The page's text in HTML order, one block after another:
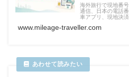
海外旅行で現地番
通信、日本の電話
車アプリ、現地決
ースと、現地SIM
www.mileage-traveller.com